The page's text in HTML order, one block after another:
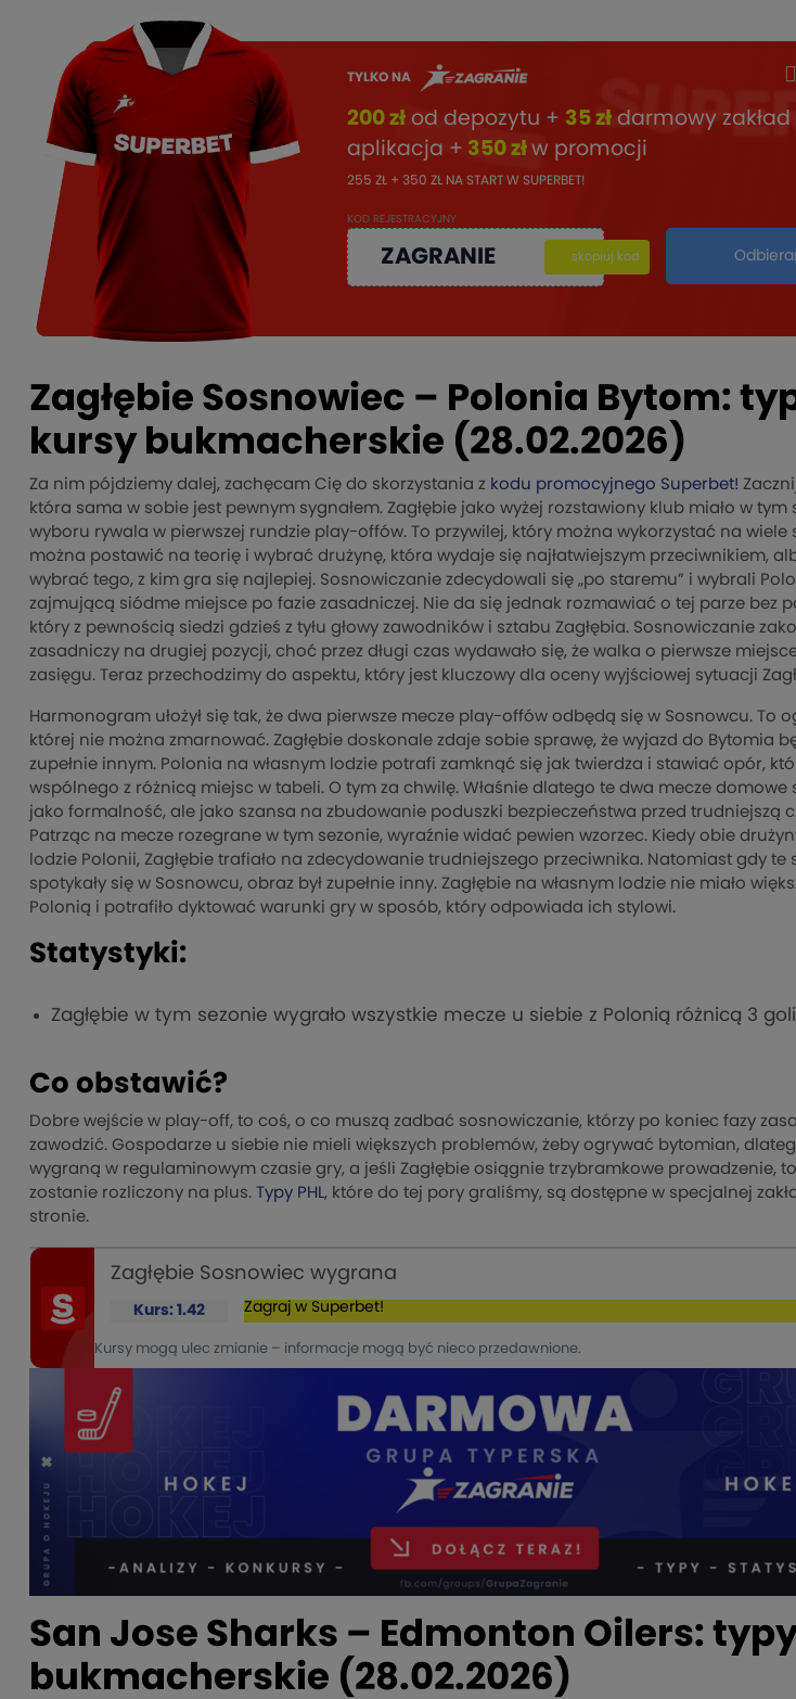
TYLKO NA
200 zł od depozytu + 35 zł darmowy
aplikacja + 350 złw promocji
255 ZŁ + 350 ZŁ NA START W SUPERBET!
KOD REJESTRACYJNY
ZAGRANIE kopiuj
skopiuj kod
Zagłębie Sosnowiec – Polonia Bytom:
kursy bukmacherskie (28.02.2026)
Za nim pójdziemy dalej, zachęcam Cię do skorzystania z kodu promocyjnego Superbet!
która sama w sobie jest pewnym sygnałem. Zagłębie jako wyżej rozstawiony klub miało w tym
wyboru rywala w pierwszej rundzie play-offów. To przywilej, który można wykorzystać na wiele
można postawić na teorię i wybrać drużynę, która wydaje się najłatwiejszym przeciwnikiem,
wybrać tego, z kim gra się najlepiej. Sosnowiczanie zdecydowali się „po staremu” i wybrali
zajmującą siódme miejsce po fazie zasadniczej. Nie da się jednak rozmawiać o tej parze bez
który z pewnością siedzi gdzieś z tyłu głowy zawodników i sztabu Zagłębia. Sosnowiczanie
zasadniczy na drugiej pozycji, choć przez długi czas wydawało się, że walka o pierwsze
zasięgu. Teraz przechodzimy do aspektu, który jest kluczowy dla oceny wyjściowej sytuacji
Harmonogram ułożył się tak, że dwa pierwsze mecze play-offów odbędą się w Sosnowcu. To
której nie można zmarnować. Zagłębie doskonale zdaje sobie sprawę, że wyjazd do Bytomia
zupełnie innym. Polonia na własnym lodzie potrafi zamknąć się jak twierdza i stawiać opór,
wspólnego z różnicą miejsc w tabeli. O tym za chwilę. Właśnie dlatego te dwa mecze domowe
jako formalność, ale jako szansa na zbudowanie poduszki bezpieczeństwa przed trudniejszą
Patrząc na mecze rozegrane w tym sezonie, wyraźnie widać pewien wzorzec. Kiedy obie
lodzie Polonii, Zagłębie trafiało na zdecydowanie trudniejszego przeciwnika. Natomiast gdy te
spotykały się w Sosnowcu, obraz był zupełnie inny. Zagłębie na własnym lodzie nie miało
Polonią i potrafiło dyktować warunki gry w sposób, który odpowiada ich stylowi.
Statystyki:
Zagłębie w tym sezonie wygrało wszystkie mecze u siebie z Polonią różnicą 3 goli
Co obstawić?
Dobre wejście w play-off, to coś, o co muszą zadbać sosnowiczanie, którzy po koniec fazy
zawodzić. Gospodarze u siebie nie mieli większych problemów, żeby ogrywać bytomian,
wygraną w regulaminowym czasie gry, a jeśli Zagłębie osiągnie trzybramkowe prowadzenie,
zostanie rozliczony na plus. Typy PHL, które do tej pory graliśmy, są dostępne w specjalnej
stronie.
Zagłębie Sosnowiec wygrana
Kurs: 1.42 Zagraj w Superbet!
Kursy mogą ulec zmianie – informacje mogą być nieco przedawnione.
San Jose Sharks – Edmonton Oilers:
bukmacherskie (28.02.2026)